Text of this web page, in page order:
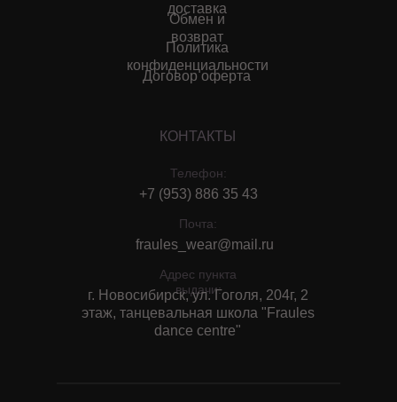
КОНТАКТЫ
доставка
Телефон:
Почта:
Адрес пункта
выдачи:
Обмен и
возврат
+7 (953) 886 35 43
fraules_wear@mail.ru
г. Новосибирск, ул. Гоголя, 204г, 2
этаж, танцевальная школа "Fraules
dance centre"
Политика
конфиденциальности
Договор оферта